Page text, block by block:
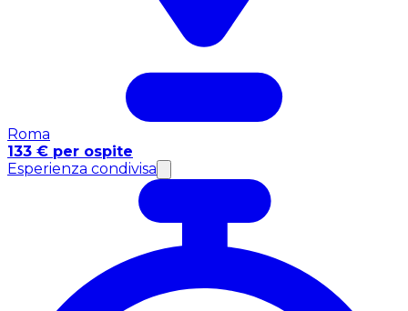
Roma
133 € per ospite
Esperienza condivisa